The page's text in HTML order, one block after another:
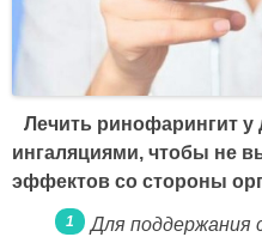
Лечить ринофарингит у
ингаляциями, чтобы не
эффектов со стороны
Для поддержания